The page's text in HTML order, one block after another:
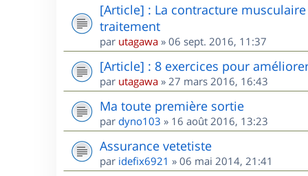
[Article] : La contracture
traitement
par utagawa » 06 sept. 2016, 11:37
[Article] : 8 exercices pour
par utagawa » 27 mars 2016, 16:43
Ma toute première sortie
par dyno103 » 16 août 2016, 13:23
Assurance vetetiste
par idefix6921 » 06 mai 2014, 21:41